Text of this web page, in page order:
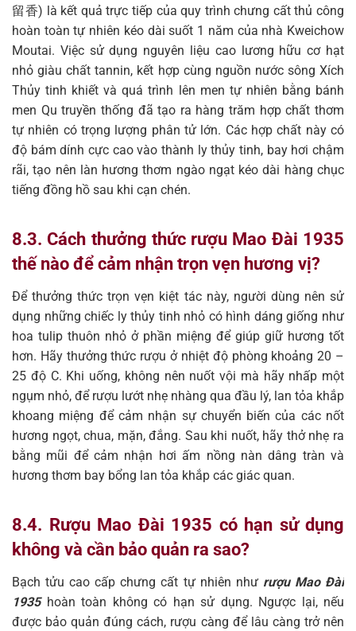
留香) là kết quả trực tiếp của quy trình chưng cất thủ công
hoàn toàn tự nhiên kéo dài suốt 1 năm của nhà Kweichow
Moutai. Việc sử dụng nguyên liệu cao lương hữu cơ hạt
nhỏ giàu chất tannin, kết hợp cùng nguồn nước sông Xích
Thủy tinh khiết và quá trình lên men tự nhiên bằng bánh
men Qu truyền thống đã tạo ra hàng trăm hợp chất thơm
tự nhiên có trọng lượng phân tử lớn. Các hợp chất này có
độ bám dính cực cao vào thành ly thủy tinh, bay hơi chậm
rãi, tạo nên làn hương thơm ngào ngạt kéo dài hàng chục
tiếng đồng hồ sau khi cạn chén.
8.3. Cách thưởng thức rượu Mao Đài 1935
thế nào để cảm nhận trọn vẹn hương vị?
Để thưởng thức trọn vẹn kiệt tác này, người dùng nên sử
dụng những chiếc ly thủy tinh nhỏ có hình dáng giống như
hoa tulip thuôn nhỏ ở phần miệng để giúp giữ hương tốt
hơn. Hãy thưởng thức rượu ở nhiệt độ phòng khoảng 20 –
25 độ C. Khi uống, không nên nuốt vội mà hãy nhấp một
ngụm nhỏ, để rượu lướt nhẹ nhàng qua đầu lý, lan tỏa khắp
khoang miệng để cảm nhận sự chuyển biến của các nốt
hương ngọt, chua, mặn, đắng. Sau khi nuốt, hãy thở nhẹ ra
bằng mũi để cảm nhận hơi ấm nồng nàn dâng tràn và
hương thơm bay bổng lan tỏa khắp các giác quan.
8.4. Rượu Mao Đài 1935 có hạn sử dụng
không và cần bảo quản ra sao?
Bạch tửu cao cấp chưng cất tự nhiên như rượu Mao Đài
1935hoàn toàn không có hạn sử dụng. Ngược lại, nếu
được bảo quản đúng cách, rượu càng để lâu càng trở nên